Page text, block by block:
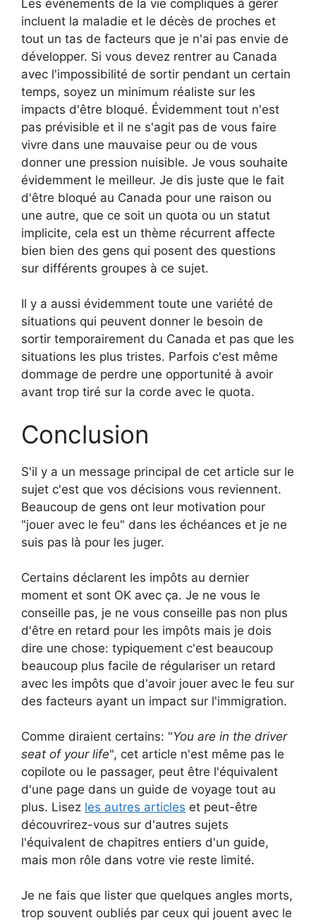
Les événements de la vie compliqués à gérer
incluent la maladie et le décès de proches et
tout un tas de facteurs que je n'ai pas envie de
développer. Si vous devez rentrer au Canada
avec l'impossibilité de sortir pendant un certain
temps, soyez un minimum réaliste sur les
impacts d'être bloqué. Évidemment tout n'est
pas prévisible et il ne s'agit pas de vous faire
vivre dans une mauvaise peur ou de vous
donner une pression nuisible. Je vous souhaite
évidemment le meilleur. Je dis juste que le fait
d'être bloqué au Canada pour une raison ou
une autre, que ce soit un quota ou un statut
implicite, cela est un thème récurrent affecte
bien bien des gens qui posent des questions
sur différents groupes à ce sujet.
Il y a aussi évidemment toute une variété de
situations qui peuvent donner le besoin de
sortir temporairement du Canada et pas que les
situations les plus tristes. Parfois c'est même
dommage de perdre une opportunité à avoir
avant trop tiré sur la corde avec le quota.
Conclusion
S'il y a un message principal de cet article sur le
sujet c'est que vos décisions vous reviennent.
Beaucoup de gens ont leur motivation pour
"jouer avec le feu" dans les échéances et je ne
suis pas là pour les juger.
Certains déclarent les impôts au dernier
moment et sont OK avec ça. Je ne vous le
conseille pas, je ne vous conseille pas non plus
d'être en retard pour les impôts mais je dois
dire une chose: typiquement c'est beaucoup
beaucoup plus facile de régulariser un retard
avec les impôts que d'avoir jouer avec le feu sur
des facteurs ayant un impact sur l'immigration.
Comme diraient certains: "You are in the driver
seat of your life", cet article n'est même pas le
copilote ou le passager, peut être l'équivalent
d'une page dans un guide de voyage tout au
plus. Lisez les autres articles et peut-être
découvrirez-vous sur d'autres sujets
l'équivalent de chapitres entiers d'un guide,
mais mon rôle dans votre vie reste limité.
Je ne fais que lister que quelques angles morts,
trop souvent oubliés par ceux qui jouent avec le